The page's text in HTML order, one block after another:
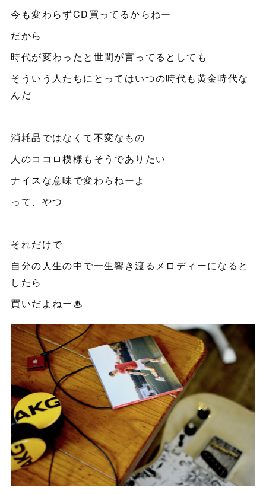
今も変わらずCD買ってるからねー
だから
時代が変わったと世間が言ってるとしても
そういう人たちにとってはいつの時代も黄金時代な
んだ
消耗品ではなくて不変なもの
人のココロ模様もそうでありたい
ナイスな意味で変わらねーよ
って、やつ
それだけで
自分の人生の中で一生響き渡るメロディーになると
したら
買いだよねー♨︎